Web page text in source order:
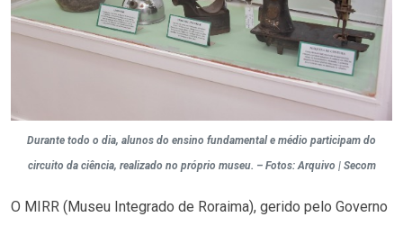
Durante todo o dia, alunos do ensino fundamental e médio participam do
circuito da ciência, realizado no próprio museu. – Fotos: Arquivo | Secom
O MIRR (Museu Integrado de Roraima), gerido pelo Governo